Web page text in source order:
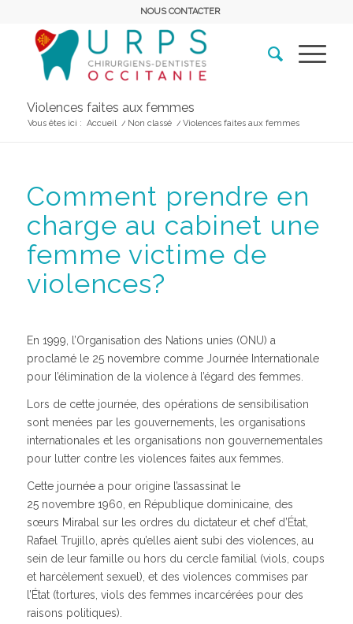
NOUS CONTACTER
Violences faites aux femmes
Vous êtes ici : Accueil / Non classé / Violences faites aux femmes
Comment prendre en
charge au cabinet une
femme victime de
violences?
En 1999, l’Organisation des Nations unies (ONU) a
proclamé le 25 novembre comme Journée Internationale
pour l’élimination de la violence à l’égard des femmes.
Lors de cette journée, des opérations de sensibilisation
sont menées par les gouvernements, les organisations
internationales et les organisations non gouvernementales
pour lutter contre les violences faites aux femmes.
Cette journée a pour origine l’assassinat le
25 novembre 1960, en République dominicaine, des
sœurs Mirabal sur les ordres du dictateur et chef d’État,
Rafael Trujillo, après qu’elles aient subi des violences, au
sein de leur famille ou hors du cercle familial (viols, coups
et harcèlement sexuel), et des violences commises par
l’État (tortures, viols des femmes incarcérées pour des
raisons politiques).